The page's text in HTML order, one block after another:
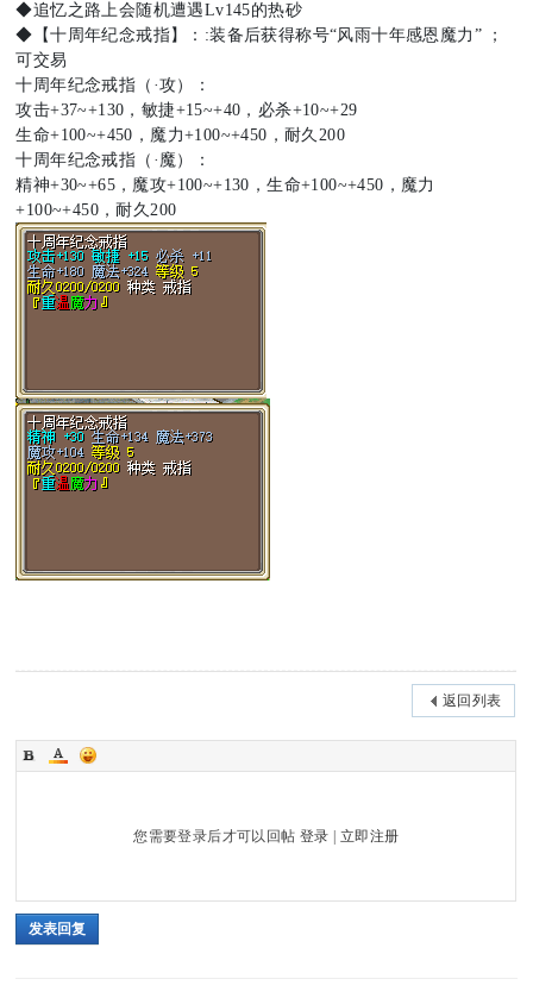
rd
◆追忆之路上会随机遭遇Lv145的热砂
◆【十周年纪念戒指】：:装备后获得称号“风雨十年感恩魔力” ；
可交易
十周年纪念戒指（·攻）：
攻击+37~+130，敏捷+15~+40，必杀+10~+29
生命+100~+450，魔力+100~+450，耐久200
十周年纪念戒指（·魔）：
精神+30~+65，魔攻+100~+130，生命+100~+450，魔力
+100~+450，耐久200
返回列表
您需要登录后才可以回帖登录 |立即注册
发表回复